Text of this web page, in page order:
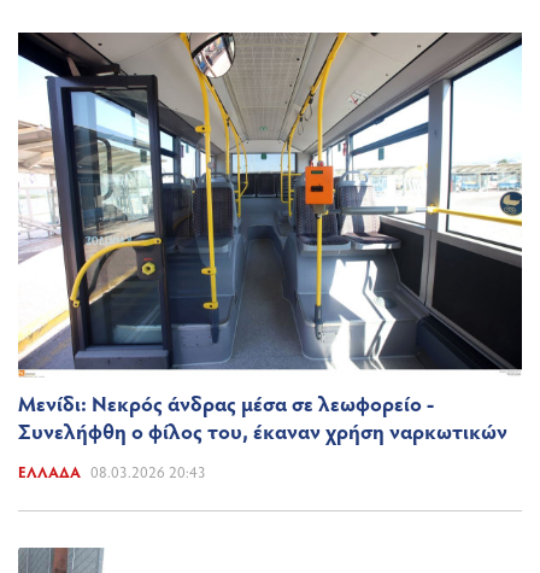
Μενίδι: Νεκρός άνδρας μέσα σε λεωφορείο -
Συνελήφθη ο φίλος του, έκαναν χρήση ναρκωτικών
ΕΛΛΆΔΑ 08.03.2026 20:43